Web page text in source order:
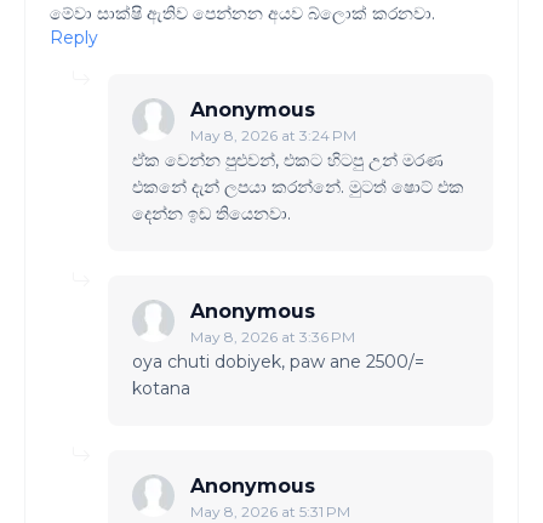
මේවා සාක්ෂි ඇතිව පෙන්නන අයව බ්ලොක් කරනවා.
Reply
Anonymous
May 8, 2026 at 3:24 PM
ඒක වෙන්න පුළුවන්, එකට හිටපු උන් මරණ
එකනේ දැන් ලපයා කරන්නේ. මුටත් ෂොට් එක
දෙන්න ඉඩ තියෙනවා.
Anonymous
May 8, 2026 at 3:36 PM
oya chuti dobiyek, paw ane 2500/=
kotana
Anonymous
May 8, 2026 at 5:31 PM